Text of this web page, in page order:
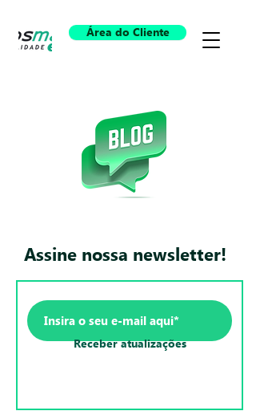
Área do Cliente
Assine nossa newsletter!
Receber atualizações